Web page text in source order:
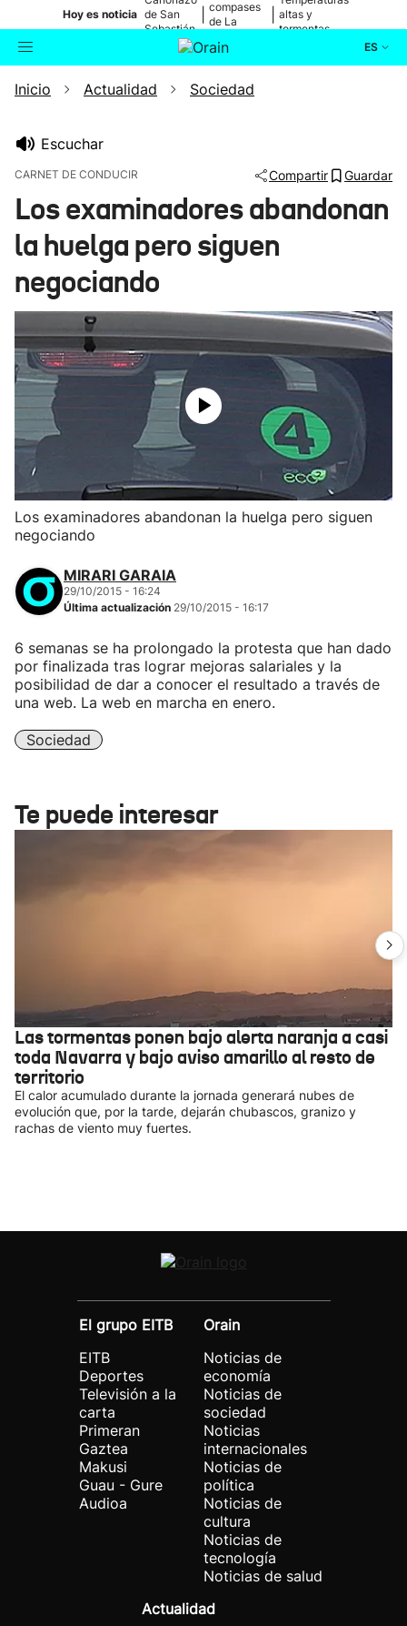
Hoy es noticia de San
Sebastián
compases
de La
altas y
tormentas
ES
Buscador Actualidad
Ikusmiran
Inicio Actualidad Sociedad
Escuchar
CARNET DE CONDUCIR Compartir Guardar
Los examinadores abandonan
la huelga pero siguen
negociando
Los examinadores abandonan la huelga pero siguen
negociando
MIRARI GARAIA
29/10/2015 - 16:24
Última actualización 29/10/2015 - 16:17
6 semanas se ha prolongado la protesta que han dado
por finalizada tras lograr mejoras salariales y la
posibilidad de dar a conocer el resultado a través de
una web. La web en marcha en enero.
Sociedad
Te puede interesar
Las tormentas ponen bajo alerta naranja a casi
toda Navarra y bajo aviso amarillo al resto de
territorio
El calor acumulado durante la jornada generará nubes de
evolución que, por la tarde, dejarán chubascos, granizo y
rachas de viento muy fuertes.
El grupo EITB
EITB
Deportes
Televisión a la
carta
Primeran
Gaztea
Makusi
Guau - Gure
Audioa
Orain
Noticias de
economía
Noticias de
sociedad
Noticias
internacionales
Noticias de
política
Noticias de
cultura
Noticias de
tecnología
Noticias de salud
Actualidad